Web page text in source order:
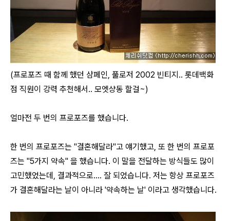
(프로포즈 때 함께 했던 샴페인, 풀로저 2002 빈티지.. 롯데백화
점 직원이 강력 추천해서.. 모엣샹동 할걸~)
얼마전 두 번의 프로포즈를 했습니다.
한 번의 프로포즈는 "결혼해달라"고 얘기했고, 또 한 번의 프로포
즈는 "5가지 약속" 을 했습니다. 이 말을 전달하는 방식들도 많이
고민했었는데, 결과적으로.... 잘 되었습니다. 저는 항상 프로포즈
가 결혼해달라는 날이 아니라 '약속하는 날' 이라고 생각했습니다.